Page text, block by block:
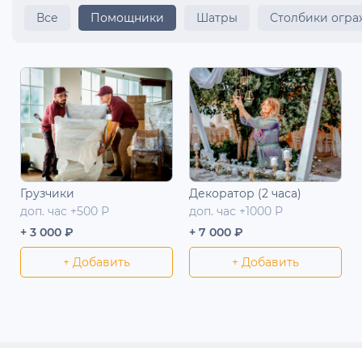
Все Помощники Шатры Столбики
Грузчики
доп. час +500 Р
+ 3 000 ₽
+ Добавить
Декоратор (2 часа)
доп. час +1000 Р
+ 7 000 ₽
+ Добавить